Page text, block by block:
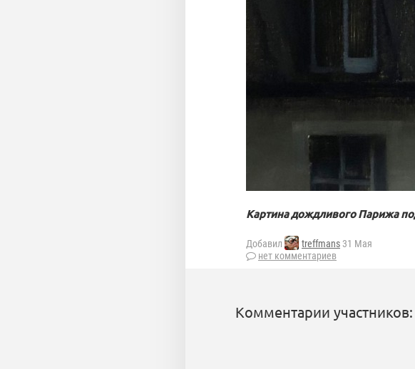
Картина дождливого Парижа
Добавил treffmans 31 Мая
нет комментариев
Комментарии участников: